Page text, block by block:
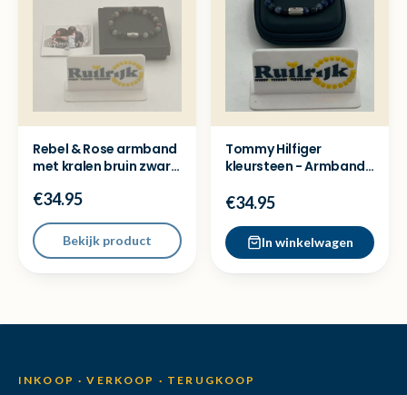
Rebel & Rose armband
met kralen bruin zwart
€34.95
Bekijk product
Tommy Hilfiger
kleursteen - Armband
€34.95
In winkelwagen
INKOOP · VERKOOP · TERUGKOOP